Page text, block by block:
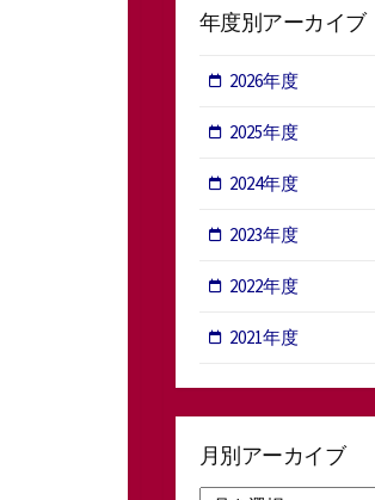
年度別アーカイブ
2026年度
2025年度
2024年度
2023年度
2022年度
2021年度
月別アーカイブ